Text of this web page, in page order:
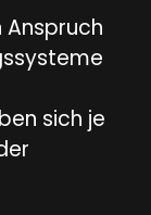
Anspruch
sich je